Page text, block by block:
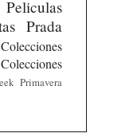
Peliculas
Prada
Colecciones
Colecciones
Primavera